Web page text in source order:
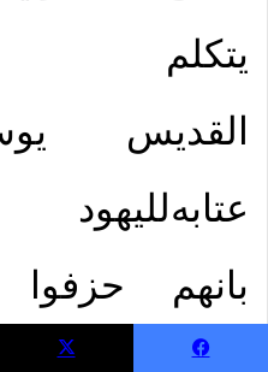
يتكلم
القديس
عتابهلليهود
بانهم
الترجمه
ولكنه